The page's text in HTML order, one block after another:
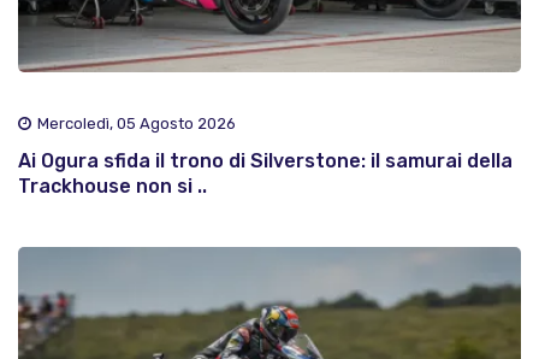
Mercoledì, 05 Agosto 2026
Ai Ogura sfida il trono di Silverstone: il samurai della
Trackhouse non si ..